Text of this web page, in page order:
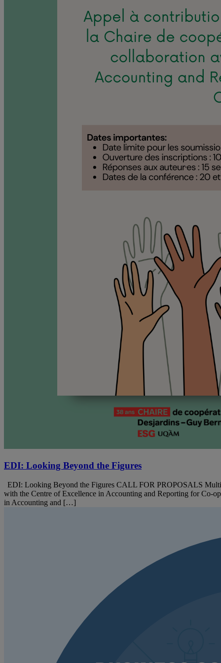
EDI: Looking Beyond the Figures
EDI: Looking Beyond the Figures CALL FOR PROPOSALS
with the Centre of Excellence in Accounting and Reporting for Co-
in Accounting and […]